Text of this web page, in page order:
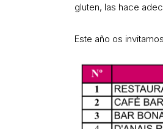
gluten, las hace
Este año os